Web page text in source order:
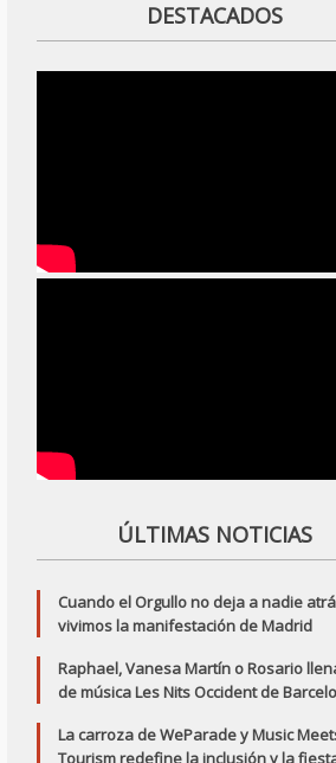
DESTACADOS
ÚLTIMAS NOTICIAS
Cuando el Orgullo no deja a nadie
vivimos la manifestación de Madrid
Raphael, Vanesa Martín o Rosario
de música Les Nits Occident de
La carroza de WeParade y Music
Tourism redefine la inclusión y la